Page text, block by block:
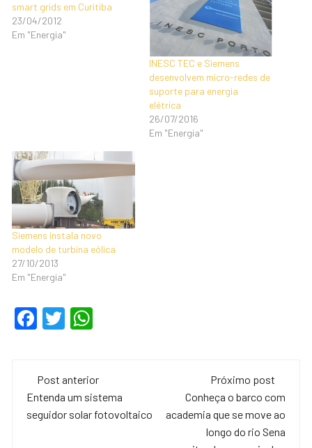
smart grids em Curitiba
23/04/2012
Em "Energia"
INESC TEC e Siemens
desenvolvem micro-redes de
suporte para energia
elétrica
26/07/2016
Em "Energia"
Siemens instala novo
modelo de turbina eólica
27/10/2013
Em "Energia"
F
e
b
o
T
er s
A
Navegação
de
Post anterior
Entenda um sistema
seguidor solar fotovoltaico
Próximo post
Conheça o barco com
academia que se move ao
longo do rio Sena